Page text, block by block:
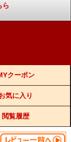
ら
クーポン
気に入り
閲覧履歴